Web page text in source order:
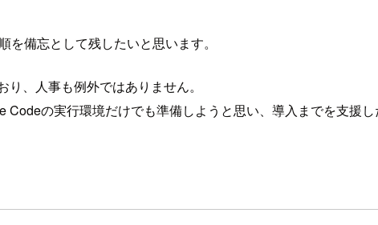
備忘として残したいと思います。
、人事も例外ではありません。
の実行環境だけでも準備しようと思い、導入までを支援し